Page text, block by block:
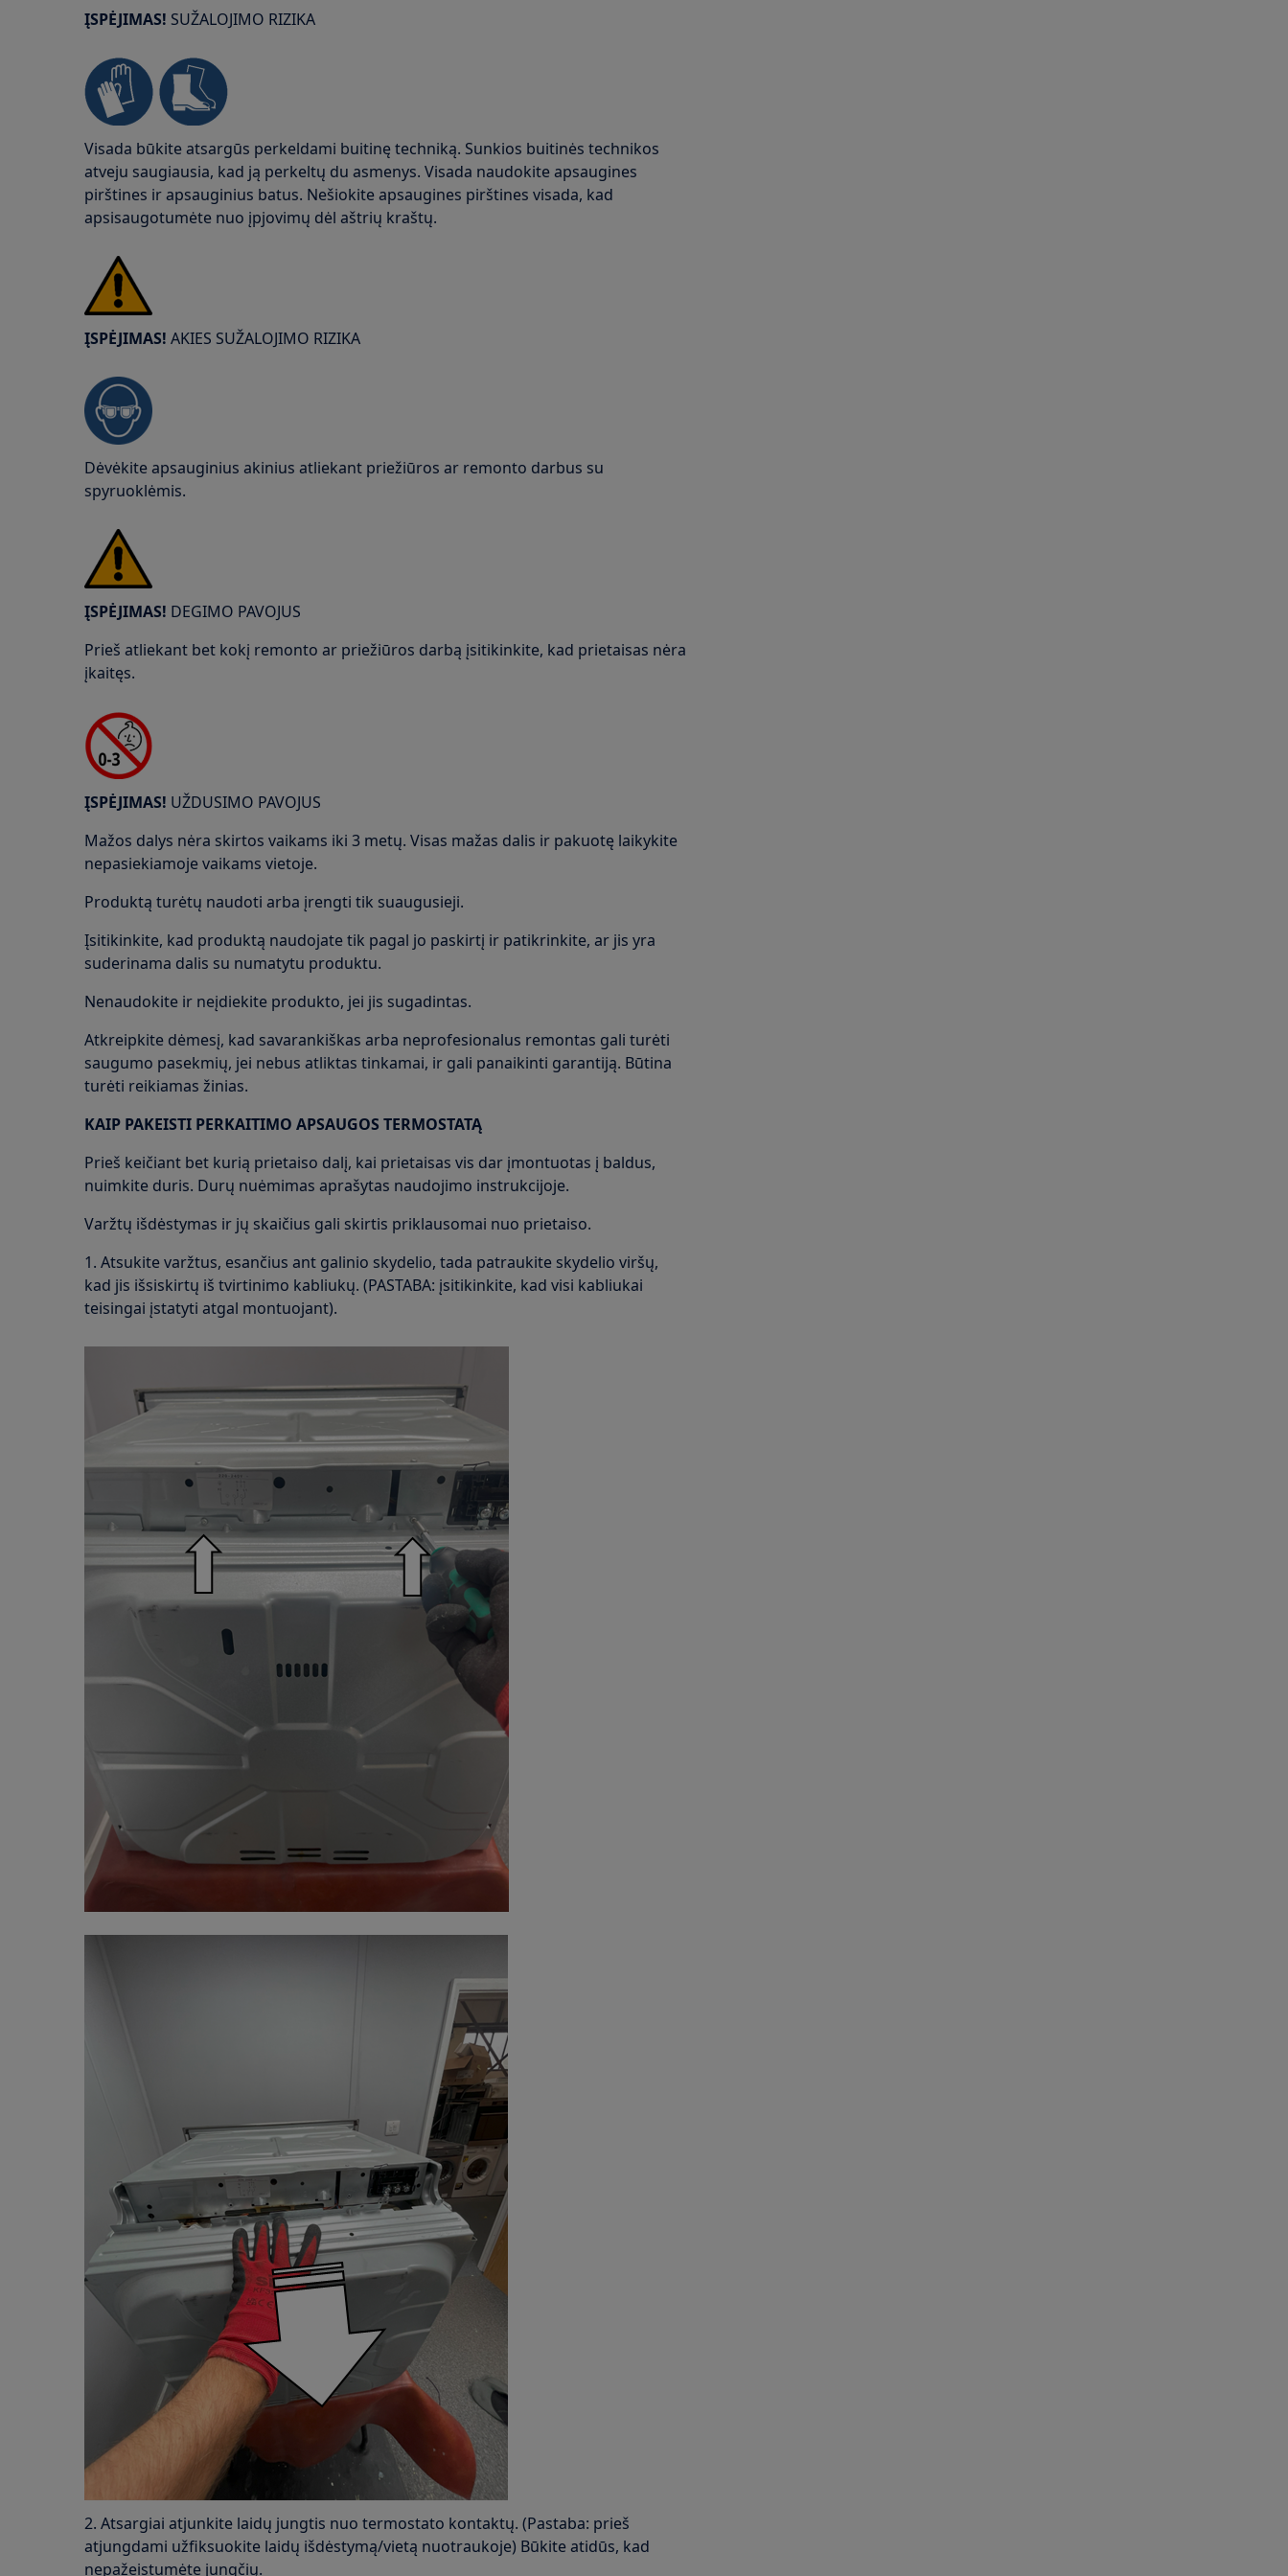
ĮSPĖJIMAS! SUŽALOJIMO RIZIKA
Visada būkite atsargūs perkeldami buitinę techniką. Sunkios buitinės technikos
atveju saugiausia, kad ją perkeltų du asmenys. Visada naudokite apsaugines
pirštines ir apsauginius batus. Nešiokite apsaugines pirštines visada, kad
apsisaugotumėte nuo įpjovimų dėl aštrių kraštų.
ĮSPĖJIMAS! AKIES SUŽALOJIMO RIZIKA
Dėvėkite apsauginius akinius atliekant priežiūros ar remonto darbus su
spyruoklėmis.
ĮSPĖJIMAS! DEGIMO PAVOJUS
Prieš atliekant bet kokį remonto ar priežiūros darbą įsitikinkite, kad prietaisas nėra
įkaitęs.
ĮSPĖJIMAS! UŽDUSIMO PAVOJUS
Mažos dalys nėra skirtos vaikams iki 3 metų. Visas mažas dalis ir pakuotę laikykite
nepasiekiamoje vaikams vietoje.
Produktą turėtų naudoti arba įrengti tik suaugusieji.
Įsitikinkite, kad produktą naudojate tik pagal jo paskirtį ir patikrinkite, ar jis yra
suderinama dalis su numatytu produktu.
Nenaudokite ir neįdiekite produkto, jei jis sugadintas.
Atkreipkite dėmesį, kad savarankiškas arba neprofesionalus remontas gali turėti
saugumo pasekmių, jei nebus atliktas tinkamai, ir gali panaikinti garantiją. Būtina
turėti reikiamas žinias.
KAIP PAKEISTI PERKAITIMO APSAUGOS TERMOSTATĄ
Prieš keičiant bet kurią prietaiso dalį, kai prietaisas vis dar įmontuotas į baldus,
nuimkite duris. Durų nuėmimas aprašytas naudojimo instrukcijoje.
Varžtų išdėstymas ir jų skaičius gali skirtis priklausomai nuo prietaiso.
1. Atsukite varžtus, esančius ant galinio skydelio, tada patraukite skydelio viršų,
kad jis išsiskirtų iš tvirtinimo kabliukų. (PASTABA: įsitikinkite, kad visi kabliukai
teisingai įstatyti atgal montuojant).
2. Atsargiai atjunkite laidų jungtis nuo termostato kontaktų. (Pastaba: prieš
atjungdami užfiksuokite laidų išdėstymą/vietą nuotraukoje) Būkite atidūs, kad
nepažeistumėte jungčių.